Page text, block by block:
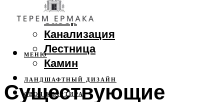
Веранда
Забор
Канализация
Лестница
Камин
ЛАНДШАФТНЫЙ ДИЗАЙН
СВОЯ КВАРТИРА
МЕНЮ
Существующие